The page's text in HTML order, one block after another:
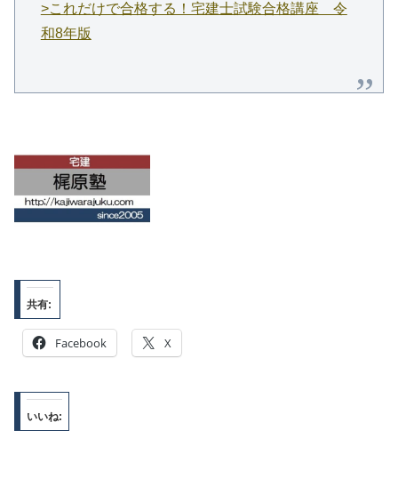
>これだけで合格する！宅建士試験合格講座 令
和8年版
共有:
Facebook X
いいね: